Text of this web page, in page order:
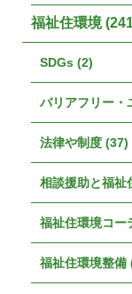
福祉住環境
SDGs (2)
バリアフリー・
法律や制度 (37)
相談援助と福祉
福祉住環境コー
福祉住環境整備